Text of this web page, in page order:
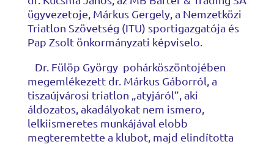
ügyvezetoje, Márkus Gergely, a Nemzetközi
Triatlon Szövetség (ITU) sportigazgatója és
Pap Zsolt önkormányzati képviselo.
Dr. Fülöp György pohárköszöntojében
megemlékezett dr. Márkus Gáborról, a
tiszaújvárosi triatlon „atyjáról”, aki
áldozatos, akadályokat nem ismero,
lelkiismeretes munkájával elobb
megteremtette a klubot, majd elindította